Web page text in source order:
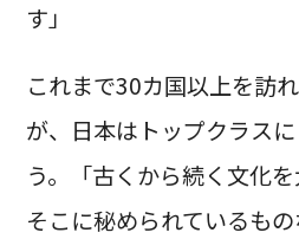
す」
これまで30カ国以上を訪
が、日本はトップクラス
う。「古くから続く文化を
そこに秘められているも